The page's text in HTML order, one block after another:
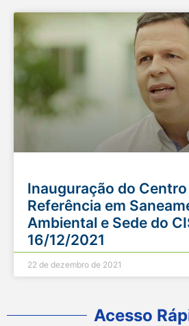
Inauguração do
Referência em
Ambiental e Sede do
16/12/2021
22 de dezembro de 2021
Acesso